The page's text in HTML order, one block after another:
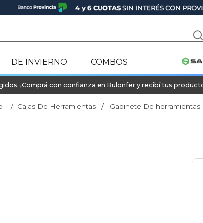
DE INVIERNO COMBOS
¡Comprá con confianza en Bulonfer y recibí tus
Cajas De Herramientas Gabinete De herramientas